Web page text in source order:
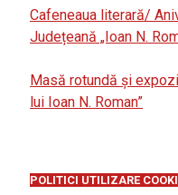
Cafeneaua literară/
Județeană „Ioan N.
Masă rotundă și
lui Ioan N. Roman”
POLITICI UTILIZARE